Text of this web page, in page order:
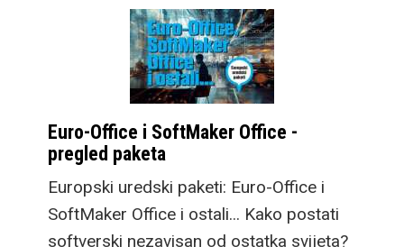
Euro-Office i SoftMaker Office -
pregled paketa
Europski uredski paketi: Euro-Office i
SoftMaker Office i ostali... Kako postati
softverski nezavisan od ostatka svijeta?